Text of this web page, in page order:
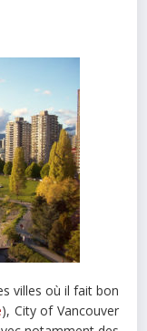
villes où il fait bon
), City of Vancouver